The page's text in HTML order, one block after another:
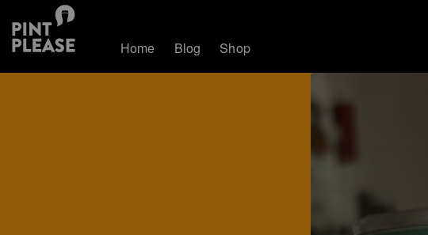
Home Blog Shop